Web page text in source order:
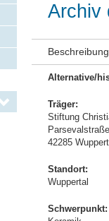
Archiv
Beschreibung
Alternative/
Träger:
Stiftung
42285
Standort:
Wuppertal
Schwerpunkt: